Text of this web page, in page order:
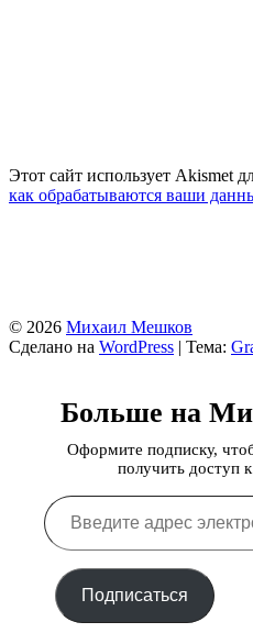
Этот сайт использует Akismet
как обрабатываются ваши
© 2026 Михаил Мешков
Сделано на WordPress | Тема:
Больше на
Оформите подписку,
получить доступ
Введите
адрес
электронной
Подписаться